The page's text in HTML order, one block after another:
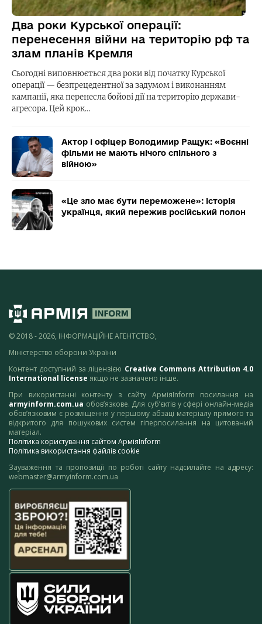
Два роки Курської операції:
перенесення війни на територію рф та
злам планів Кремля
Сьогодні виповнюється два роки від початку Курської
операції — безпрецедентної за задумом і виконанням
кампанії, яка перенесла бойові дії на територію держави-
агресора. Цей крок…
Актор і офіцер Володимир Ращук: «Воєнні
фільми не мають нічого спільного з
війною»
«Це зло має бути переможене»: історія
українця, який пережив російський полон
© 2018 - 2026, ІНФОРМАЦІЙНЕ АГЕНТСТВО,
Міністерство оборони України
Контент доступний за ліцензією Creative Commons Attribution 4.0
International license якщо не зазначено інше.
При використанні контенту з сайту АрміяInform посилання на
armyinform.com.ua обов’язкове. Для суб’єктів у сфері онлайн-медіа
обов’язковим є розміщення у першому абзаці матеріалу прямого та
відкритого для пошукових систем гіперпосилання на цитований
матеріал.
Політика користування сайтом АрміяInform
Політика використання файлів cookie
Зауваження та пропозиції по роботі сайту надсилайте на адресу:
webmaster@armyinform.com.ua